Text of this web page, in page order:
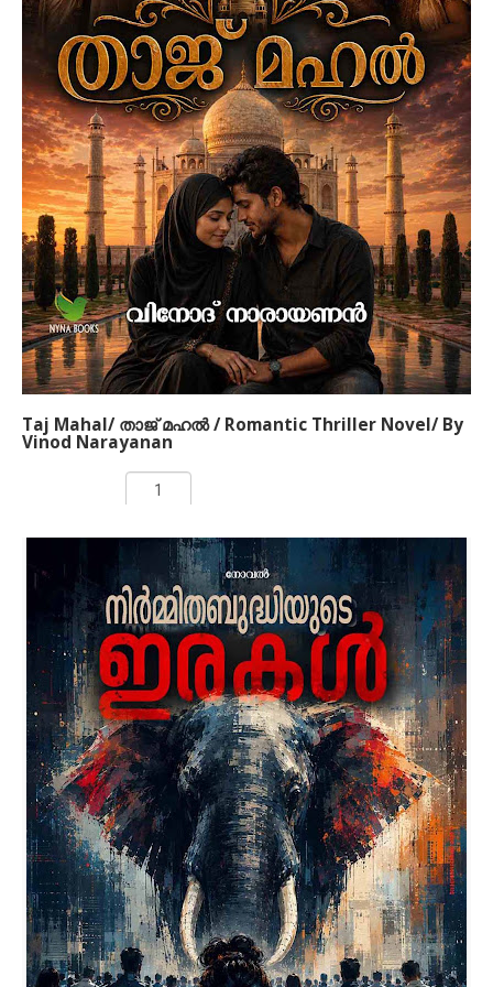
Taj Mahal/ താജ് മഹല്‍ / Romantic Thriller Novel/ By
Vinod Narayanan
പ്രണയം എന്നത് കേവലം രണ്ടു വ്യക്തികൾ തമ്മിലുള്ള
ആകർഷണം മാത്രമല്ല, അത് മനുഷ്യ മനസ്സിന്റെ ഏറ്റവും
സങ്കീർണ്ണമായ സൈക്കോളജിക്കൽ അനുഭവമാണ്. വിനോദ്
ADD TO CART